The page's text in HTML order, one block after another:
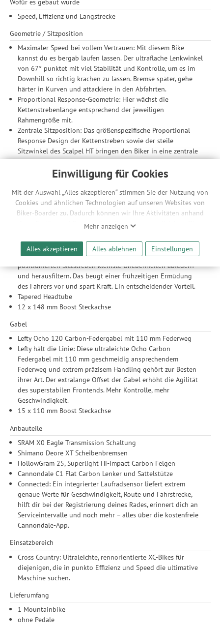
Einwilligung für Cookies
Mit der Auswahl „Alles akzeptieren“ stimmen Sie der Nutzung von
Cookies und ähnlichen Technologien auf unseren Websites von
Biker-Boarder zu. Dadurch können wir Ihre Aktivitäten anhand
Ihrer Geräte- und Browsereinstellungen nachvollziehen. Dies
ermöglicht es uns, anhand ihrer Interessen nutzungsbasierte
Werbeanzeigen für Sie bereitzustellen sowie Funktionalitäten
unserer Website sicherzustellen und stetig zu verbessern. Dabei
werden Ihre Daten auch an Drittanbieter und Werbepartner
weitergegeben. Die Verarbeitung erfolgt ausschließlich zum
Zwecke der Einbindung von Streaming-Inhalten und der
Durchführung von statistischer Analyse, Reichweitenmessungen,
Produktempfehlungen und nutzungsbasierter Werbung.
und der Speicherdauer finden Sie unter Einstellungen. Diese
Einwilligung ist freiwillig, für die Nutzung unserer Website nicht
erforderlich und gilt, bis sie widerrufen wird. Sie können Ihre
Einwilligung unter Einstellungen lediglich für bestimmte
Drittanbieter erteilen und jederzeit für die Zukunft widerrufen.
Mehr anzeigen
Alles akzeptieren Alles ablehnen Einstellungen
Speed, Effizienz und Langstrecke
Geometrie / Sitzposition
Maximaler Speed bei vollem Vertrauen: Mit diesem Bike
kannst du es bergab laufen lassen. Der ultraflache Lenkwinkel
von 67° punktet mit viel Stabilität und Kontrolle, um es im
Downhill so richtig krachen zu lassen. Bremse später, gehe
härter in Kurven und attackiere in den Abfahrten.
Proportional Response-Geometrie: Hier wächst die
Kettenstrebenlänge entsprechend der jeweiligen
Rahmengröße mit.
Zentrale Sitzposition: Das größenspezifische Proportional
Response Design der Kettenstreben sowie der steile
Sitzwinkel des Scalpel HT bringen den Biker in eine zentrale
Position im Rad – für bessere Traktion und maximale
Kontrolle in den Abfahrten.
Rahmen
progressiver, superleichter Carbonrahmen
Variable Zuganschläge: Danke der Zugführung kannst du
entweder durchgehende oder unterbrochene Zughüllen
Mehr Flex für mehr Komfort: Die Kettenstreben sind so
konstruiert, dass sie in Kombination mit den tief
positionierten Sitzstreben kleinste Unebenheiten abfedern
und herausfiltern. Das beugt einer frühzeitigen Ermüdung
des Fahrers vor und spart Kraft. Ein entscheidender Vorteil.
Tapered Headtube
12 x 148 mm Boost Steckachse
Gabel
Lefty Ocho 120 Carbon-Federgabel mit 110 mm Federweg
Lefty hält die Linie: Diese ultraleichte Ocho Carbon
Federgabel mit 110 mm geschmeidig ansprechendem
Federweg und extrem präzisem Handling gehört zur Besten
ihrer Art. Der extralange Offset der Gabel erhöht die Agilität
des superstabilen Frontends. Mehr Kontrolle, mehr
Geschwindigkeit.
15 x 110 mm Boost Steckachse
Anbauteile
SRAM X0 Eagle Transmission Schaltung
Shimano Deore XT Scheibenbremsen
HollowGram 25, Superlight Hi-Impact Carbon Felgen
Cannondale C1 Flat Carbon Lenker und Sattelstütze
Connected: Ein integrierter Laufradsensor liefert extrem
genaue Werte für Geschwindigkeit, Route und Fahrstrecke,
hilft dir bei der Registrierung deines Rades, erinnert dich an
Serviceintervalle und noch mehr – alles über die kostenfreie
Cannondale-App.
Einsatzbereich
Cross Country: Ultraleichte, rennorientierte XC-Bikes für
diejenigen, die in punkto Effizienz und Speed die ultimative
Maschine suchen.
Lieferumfang
1 Mountainbike
ohne Pedale